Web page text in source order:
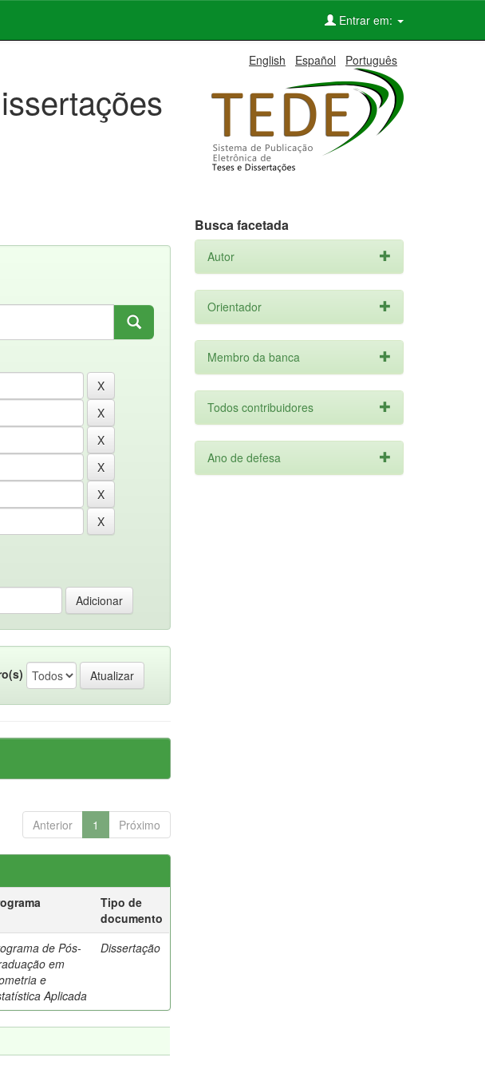
Entrar em:
English Español Português
Anterior 1 Próximo
Tipo de
documento
de Pós-
em
e
Aplicada
Dissertação
Busca facetada
Autor
Orientador
Membro da banca
Todos contribuidores
Ano de defesa